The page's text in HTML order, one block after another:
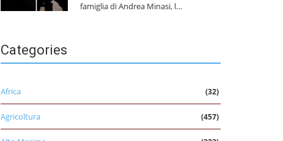
famiglia di Andrea Minasi, l…
Categories
Africa (32)
Agricoltura (457)